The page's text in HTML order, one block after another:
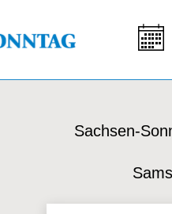
Sachsen-